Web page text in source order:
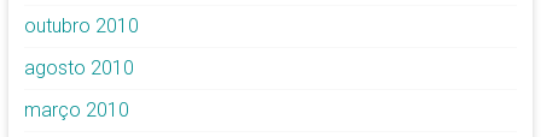
outubro 2010
agosto 2010
março 2010